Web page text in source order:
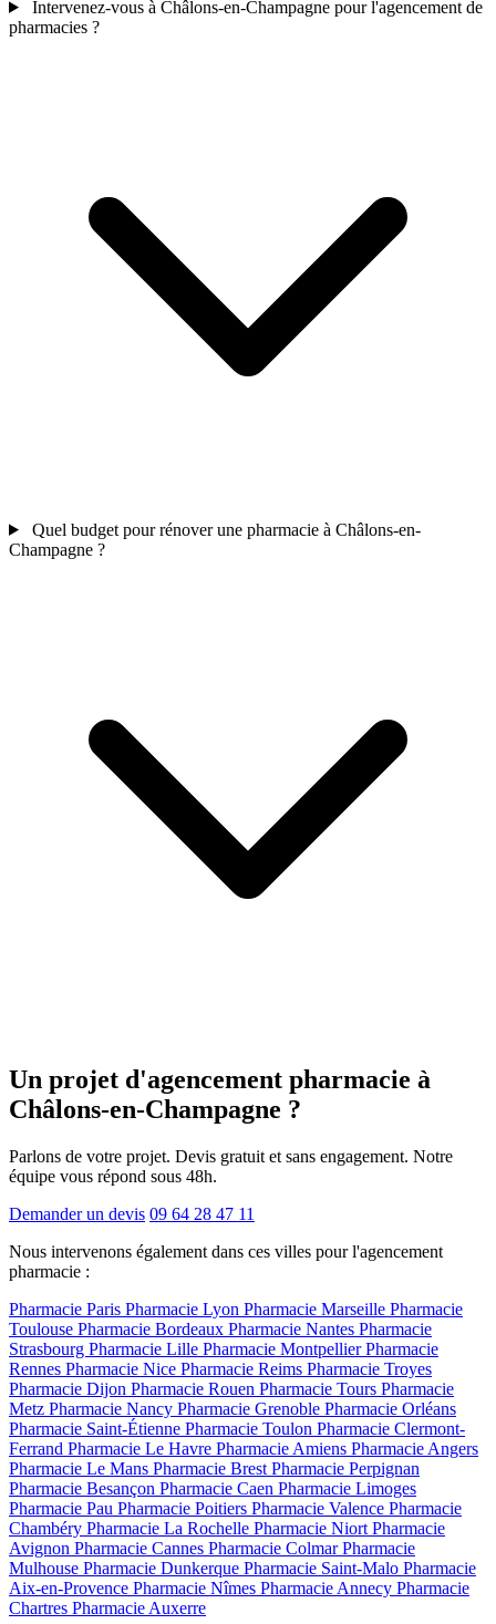
Intervenez-vous à Châlons-en-Champagne pour l'agencement de
pharmacies ?
Quel budget pour rénover une pharmacie à Châlons-en-
Champagne ?
Un projet d'agencement pharmacie à
Châlons-en-Champagne ?
Parlons de votre projet. Devis gratuit et sans engagement. Notre
équipe vous répond sous 48h.
Demander un devis 09 64 28 47 11
Nous intervenons également dans ces villes pour l'agencement
pharmacie :
Pharmacie Paris Pharmacie Lyon Pharmacie Marseille Pharmacie
Toulouse Pharmacie Bordeaux Pharmacie Nantes Pharmacie
Strasbourg Pharmacie Lille Pharmacie MontpellierPharmacie
Rennes Pharmacie Nice Pharmacie Reims Pharmacie Troyes
Pharmacie Dijon Pharmacie Rouen Pharmacie Tours Pharmacie
Metz Pharmacie Nancy Pharmacie Grenoble Pharmacie Orléans
Pharmacie Saint-Étienne Pharmacie Toulon Pharmacie Clermont-
Ferrand Pharmacie Le Havre Pharmacie Amiens Pharmacie Angers
Pharmacie Le Mans Pharmacie Brest Pharmacie Perpignan
Pharmacie Besançon Pharmacie Caen Pharmacie Limoges
Pharmacie Pau Pharmacie Poitiers Pharmacie Valence Pharmacie
Chambéry Pharmacie La Rochelle Pharmacie Niort Pharmacie
Avignon Pharmacie Cannes Pharmacie ColmarPharmacie
Mulhouse Pharmacie Dunkerque Pharmacie Saint-Malo Pharmacie
Aix-en-Provence Pharmacie Nîmes Pharmacie Annecy Pharmacie
Chartres Pharmacie Auxerre